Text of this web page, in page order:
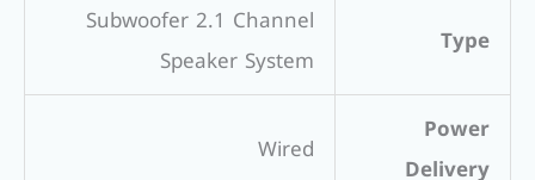
Type
Subwoofer 2.1 Channel
Speaker System
Power
Delivery
Wired